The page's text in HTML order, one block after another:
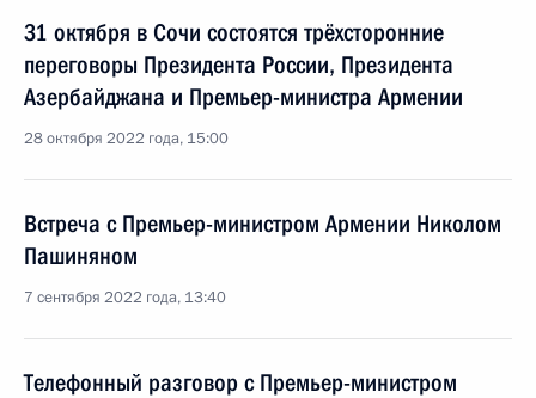
31 октября в Сочи состоятся трёхсторонние
переговоры Президента России, Президента
Азербайджана и Премьер-министра Армении
28 октября 2022 года, 15:00
Встреча с Премьер-министром Армении Николом
Пашиняном
7 сентября 2022 года, 13:40
Телефонный разговор с Премьер-министром